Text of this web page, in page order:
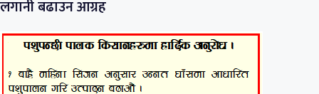
लगानी बढाउन आग्रह